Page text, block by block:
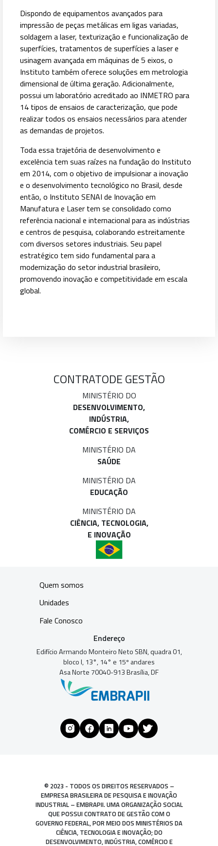
Dispondo de equipamentos avançados para
impressão de peças metálicas em ligas variadas,
soldagem a laser, texturização e funcionalização de
superfícies, tratamentos de superfícies a laser e
usinagem avançada em máquinas de 5 eixos, o
Instituto também oferece soluções em metrologia
dimensional de última geração. Adicionalmente,
possui um laboratório acreditado ao INMETRO para
14 tipos de ensaios de caracterização, que pode
realizar todos os ensaios necessários para atender
as demandas de projetos.
Toda essa trajetória de desenvolvimento e
excelência tem suas raízes na fundação do Instituto
em 2014, com o objetivo de impulsionar a inovação
e o desenvolvimento tecnológico no Brasil, desde
então, o Instituto SENAI de Inovação em
Manufatura e Laser tem se consolidado como
referência nacional e internacional para as indústrias
e centros de pesquisa, colaborando estreitamente
com diversos setores industriais. Seu papel
estratégico tem sido fundamental para a
modernização do setor industrial brasileiro,
promovendo inovação e competitividade em escala
global.
CONTRATODE GESTÃO
MINISTÉRIO DO
DESENVOLVIMENTO,
INDÚSTRIA,
COMÉRCIO E SERVIÇOS
MINISTÉRIO DA
SAÚDE
MINISTÉRIO DA
EDUCAÇÃO
MINISTÉRIO DA
CIÊNCIA, TECNOLOGIA,
E INOVAÇÃO
Quem somos
Unidades
Fale Conosco
Endereço
Edifício Armando Monteiro Neto SBN, quadra 01,
bloco I, 13°, 14° e 15º andares
Asa Norte 70040-913 Brasília, DF
© 2023 - TODOS OS DIREITOS RESERVADOS –
EMPRESA BRASILEIRA DE PESQUISA E INOVAÇÃO
INDUSTRIAL – EMBRAPII. UMA ORGANIZAÇÃO SOCIAL
QUE POSSUI CONTRATO DE GESTÃO COM O
GOVERNO FEDERAL, POR MEIO DOS MINISTÉRIOS DA
CIÊNCIA, TECNOLOGIA E INOVAÇÃO; DO
DESENVOLVIMENTO, INDÚSTRIA, COMÉRCIO E